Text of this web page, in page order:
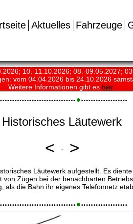
Fahrzeuge
Aktuelles
10.-11.10.2026; 08.-09.05.2027;
vom 04.04.2026 bis 24.10.2026
Weitere Informationen gibt es hier.
••••••••••••••••••••••••••••••• ••••••••••••••••••••
Historisches Läutewerk
< >
Läutewerk aufgestellt. Es
Zügen bei der benachbarten
die Bahn ihr eigenes Telefonnetz
••••••••••••••••••••••••••••••• ••••••••••••••••••••